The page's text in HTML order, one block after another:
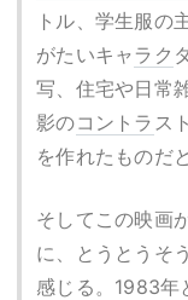
トル、学生服の
がたいキャラク
写、住宅や日常
影のコントラ ス
を作れたものだ
そしてこの映画
に、とうとうそ
感じる。1983